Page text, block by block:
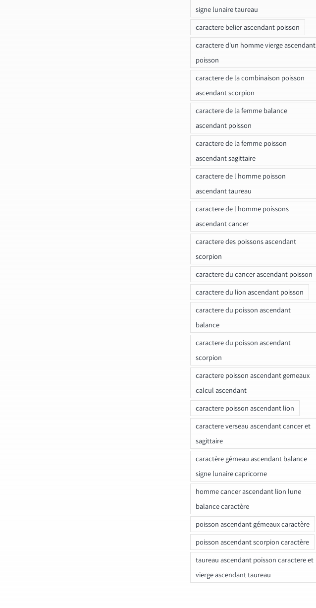
signe lunaire taureau
caractere belier ascendant poisson
caractere d'un homme vierge ascendant
poisson
caractere de la combinaison poisson
ascendant scorpion
caractere de la femme balance
ascendant poisson
caractere de la femme poisson
ascendant sagittaire
caractere de l homme poisson
ascendant taureau
caractere de l homme poissons
ascendant cancer
caractere des poissons ascendant
scorpion
caractere du cancer ascendant poisson
caractere du lion ascendant poisson
caractere du poisson ascendant
balance
caractere du poisson ascendant
scorpion
caractere poisson ascendant gemeaux
calcul ascendant
caractere poisson ascendant lion
caractere verseau ascendant cancer et
sagittaire
caractère gémeau ascendant balance
signe lunaire capricorne
homme cancer ascendant lion lune
balance caractère
poisson ascendant gémeaux caractère
poisson ascendant scorpion caractère
taureau ascendant poisson caractere et
vierge ascendant taureau